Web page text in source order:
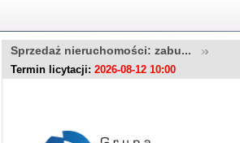
Sprzedaż nieruchomości: zabu...
Termin licytacji: 2026-08-12 10:00